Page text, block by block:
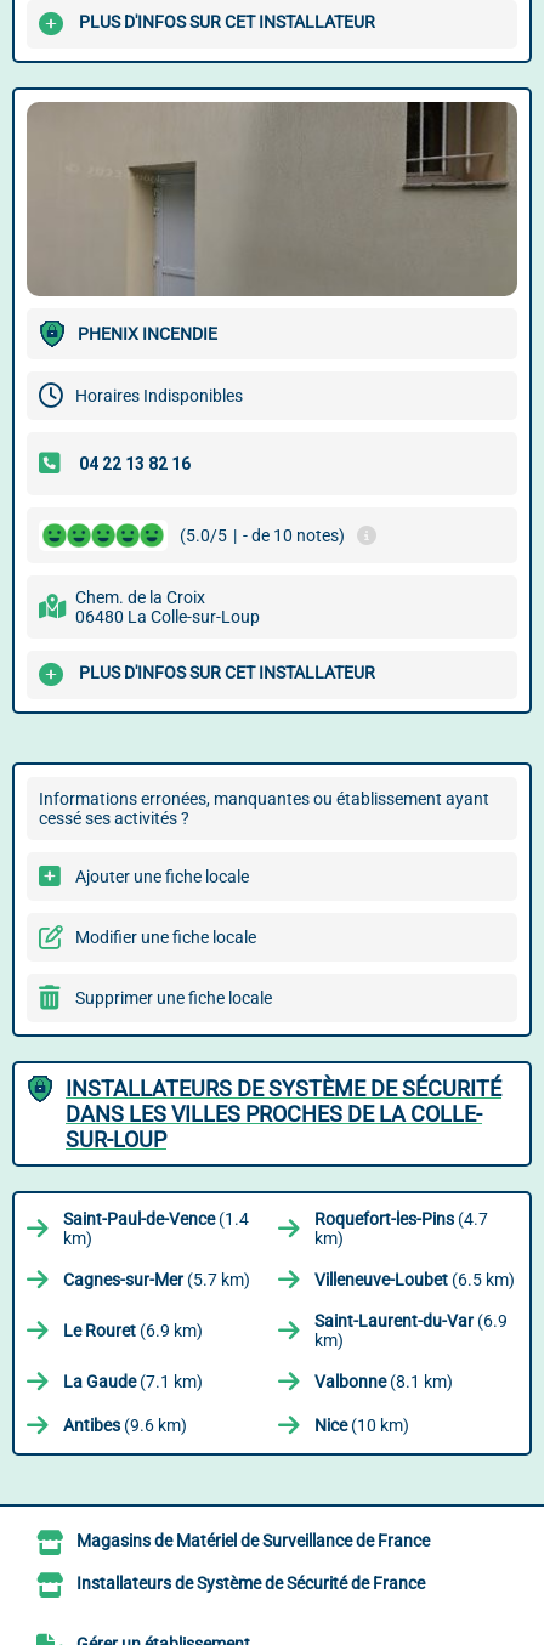
PLUS D'INFOS SUR CET INSTALLATEUR
PHENIX INCENDIE
Horaires Indisponibles
(5.0/5 | - de 10 notes)
Chem. de la Croix
06480 La Colle-sur-Loup
PLUS D'INFOS SUR CET INSTALLATEUR
Informations erronées, manquantes ou établissement ayant
cessé ses activités ?
Ajouter une fiche locale
Modifier une fiche locale
Supprimer une fiche locale
INSTALLATEURS DE SYSTÈME DE SÉCURITÉ
DANS LES VILLES PROCHES DE LA COLLE-
SUR-LOUP
Saint-Paul-de-Vence(1.4
km)
Roquefort-les-Pins (4.7
km)
Cagnes-sur-Mer(5.7 km) Villeneuve-Loubet (6.5 km)
Le Rouret (6.9 km) Saint-Laurent-du-Var(6.9
km)
La Gaude(7.1 km) Valbonne(8.1 km)
Antibes (9.6 km) Nice(10 km)
Magasins de Matériel de Surveillance de France
Installateurs de Système de Sécurité de France